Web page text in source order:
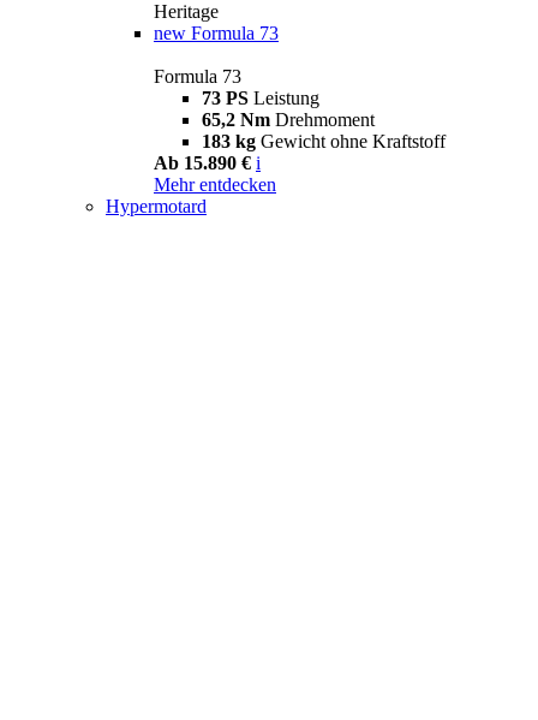
Heritage
new Formula 73
Formula 73
73 PS Leistung
65,2 Nm Drehmoment
183 kg Gewicht ohne Kraftstoff
Ab 15.890 € i
Mehr entdecken
Hypermotard